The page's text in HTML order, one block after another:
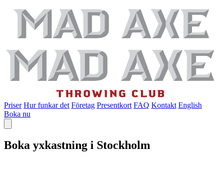
Priser Hur funkar det Företag Presentkort FAQ Kontakt English
Boka nu
Boka yxkastning i Stockholm